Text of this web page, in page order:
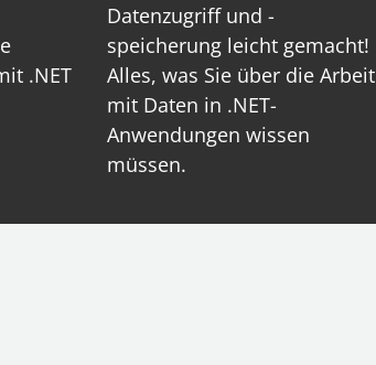
.NET
Datenzugriff und -
speicherung leicht gemacht!
Alles, was Sie über die Arbeit
mit Daten in .NET-
Anwendungen wissen
müssen.